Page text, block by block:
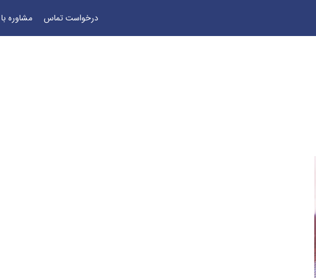
درخواست تماس مشاوره